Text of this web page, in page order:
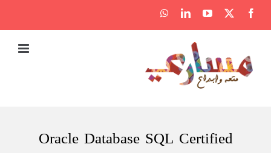
to
content
Facebook
X
YouTube
LinkedIn
WhatsApp
Oracle Database SQL Certified